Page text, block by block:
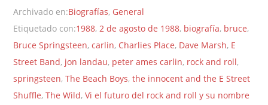
Archivado en:Biografías, General
Etiquetado con:1988,2 de agosto de 1988, biografía, bruce,
Bruce Springsteen,carlin, Charlies Place, Dave Marsh, E
Street Band, jon landau, peter ames carlin, rock and roll,
springsteen,The Beach Boys,the innocent and the E Street
Shuffle,The Wild,Vi el futuro del rock and roll y su nombre